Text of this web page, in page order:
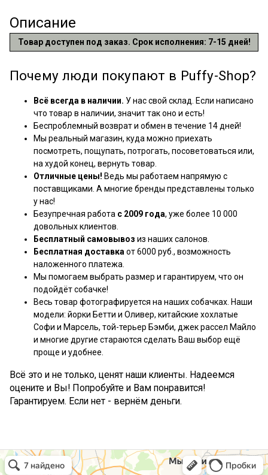
Описание
Товар доступен под заказ. Срок исполнения: 7-15 дней!
Почему люди покупают в Puffy-Shop?
Всё всегда в наличии. У нас свой склад. Если написано
что товар в наличии, значит так оно и есть!
Беспроблемный возврат и обмен в течение 14 дней!
Мы реальный магазин, куда можно приехать
посмотреть, пощупать, потрогать, посоветоваться или,
на худой конец, вернуть товар.
Отличные цены! Ведь мы работаем напрямую с
поставщиками. А многие бренды представлены только
у нас!
Безупречная работа с 2009 года, уже более 10 000
довольных клиентов.
Бесплатный самовывоз из наших салонов.
Бесплатная доставка от 6000 руб., возможность
наложенного платежа.
Мы помогаем выбрать размер и гарантируем, что он
подойдёт собачке!
Весь товар фотографируется на наших собачках. Наши
модели: йорки Бетти и Оливер, китайские хохлатые
Софи и Марсель, той-терьер Бэмби, джек рассел Майло
и многие другие стараются сделать Ваш выбор ещё
проще и удобнее.
Всё это и не только, ценят наши клиенты. Надеемся
оцените и Вы! Попробуйте и Вам понравится!
Гарантируем. Если нет - вернём деньги.